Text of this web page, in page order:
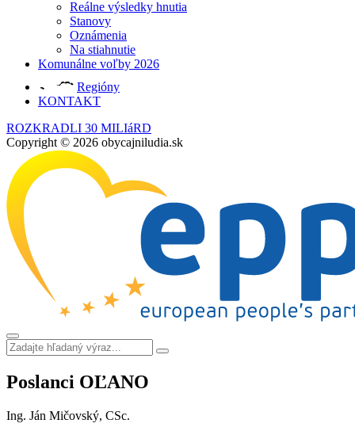
Reálne výsledky hnutia
Stanovy
Oznámenia
Na stiahnutie
Komunálne voľby 2026
Regióny
KONTAKT
ROZKRADLI 30 MILIáRD
Copyright © 2026 obycajniludia.sk
Poslanci OĽANO
Ing. Ján Mičovský, CSc.